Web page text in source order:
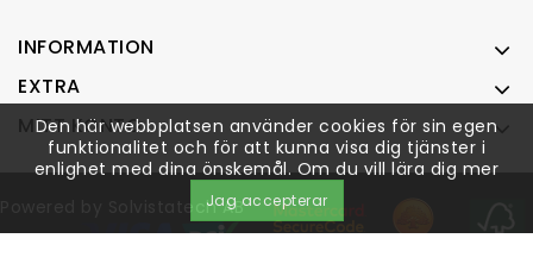
INFORMATION
EXTRA
MITT KONTO
Solvistatech AB
Den här webbplatsen använder cookies för sin egen
funktionalitet och för att kunna visa dig tjänster i
enlighet med dina önskemål. Om du vill lära dig mer
Jag accepterar